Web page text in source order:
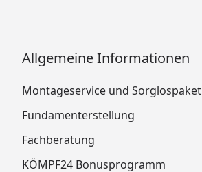
Allgemeine Informationen
Montageservice und Sorglospaket
Fundamenterstellung
Fachberatung
KÖMPF24 Bonusprogramm